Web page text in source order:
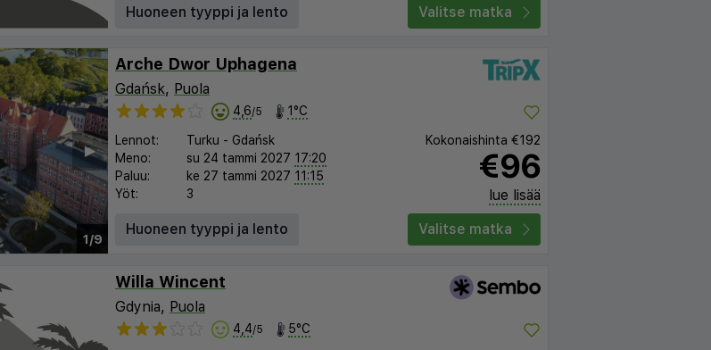
Huoneen tyyppi ja lento
Valitse matka
1/9
▶︎
Arche Dwor Uphagena
Gdańsk, Puola
4,6/5 1°C
Lennot: Turku - Gdańsk
Meno:
su 24 tammi 2027 17:20
Paluu:
ke 27 tammi 2027 11:15
Yöt:
3
Kokonaishinta €192
€96
lue lisää
Huoneen tyyppi ja lento
Valitse matka
Willa Wincent
Gdynia, Puola
4,4/5 5°C